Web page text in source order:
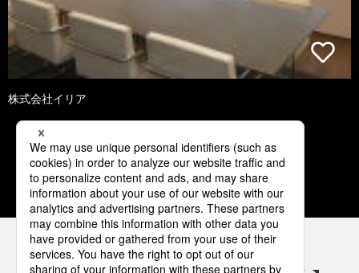
株式会社イリア
3 4 5 6 7
パナソニックの電気設備 SNSアカウント